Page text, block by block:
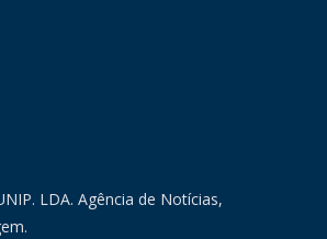
LDA. Agência de Notícias,